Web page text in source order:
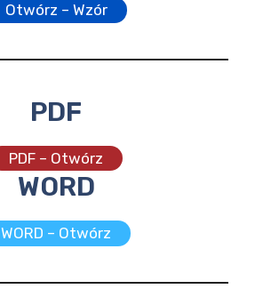
Otwórz – Wzór
PDF
PDF – Otwórz
WORD
WORD – Otwórz